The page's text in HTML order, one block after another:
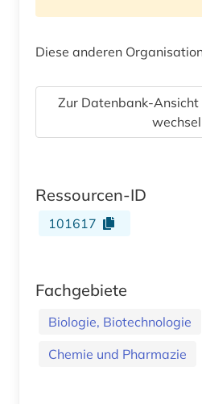
Diese anderen
Zur Datenbank-
Ressourcen-ID
101617
Fachgebiete
Biologie, Biotechnologie
Chemie und Pharmazie